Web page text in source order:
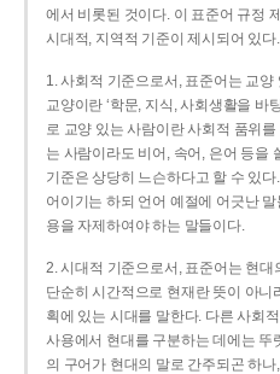
에서 비롯된 것이다. 이 표준어 규정
시대적, 지역적 기준이 제시되어 있다.
1. 사회적 기준으로서, 표준어는 교
교양이란 ‘학문, 지식, 사회생활을 바
로 교양 있는 사람이란 사회적 품위
는 사람이라도 비어, 속어, 은어 등을
기준은 상당히 느슨하다고 할 수 있
어이기는 하되 언어 예절에 어긋난
용을 자제하여야 하는 말들이다.
2. 시대적 기준으로서, 표준어는 현대
단순히 시간적으로 현재란 뜻이 아
획에 있는 시대를 말한다. 다른 사회
사용에서 현대를 구분하는 데에는
의 구어가 현대의 말로 간주되곤 하